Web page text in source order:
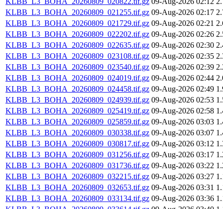
KLBB_L3_BOHA_20260809_021255.tif.gz 09-Aug-2026 02:17
KLBB_L3_BOHA_20260809_021729.tif.gz 09-Aug-2026 02:21
KLBB_L3_BOHA_20260809_022202.tif.gz 09-Aug-2026 02:26
KLBB_L3_BOHA_20260809_022635.tif.gz 09-Aug-2026 02:30
KLBB_L3_BOHA_20260809_023108.tif.gz 09-Aug-2026 02:35
KLBB_L3_BOHA_20260809_023540.tif.gz 09-Aug-2026 02:39
KLBB_L3_BOHA_20260809_024019.tif.gz 09-Aug-2026 02:44
KLBB_L3_BOHA_20260809_024458.tif.gz 09-Aug-2026 02:49
KLBB_L3_BOHA_20260809_024939.tif.gz 09-Aug-2026 02:53
KLBB_L3_BOHA_20260809_025419.tif.gz 09-Aug-2026 02:58
KLBB_L3_BOHA_20260809_025859.tif.gz 09-Aug-2026 03:03
KLBB_L3_BOHA_20260809_030338.tif.gz 09-Aug-2026 03:07
KLBB_L3_BOHA_20260809_030817.tif.gz 09-Aug-2026 03:12
KLBB_L3_BOHA_20260809_031256.tif.gz 09-Aug-2026 03:17
KLBB_L3_BOHA_20260809_031736.tif.gz 09-Aug-2026 03:22
KLBB_L3_BOHA_20260809_032215.tif.gz 09-Aug-2026 03:27
KLBB_L3_BOHA_20260809_032653.tif.gz 09-Aug-2026 03:31
KLBB_L3_BOHA_20260809_033134.tif.gz 09-Aug-2026 03:36